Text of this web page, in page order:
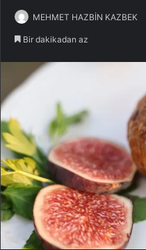
MEHMET HAZBİN KAZBEK
Bir dakikadan az